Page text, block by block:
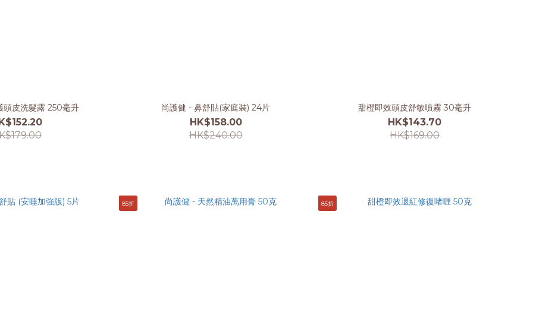
頭皮洗髮露 250毫升 尚護健 - 鼻舒貼(家庭裝) 24片
HK$158.00
HK$240.00
甜橙即效頭皮舒敏噴霧 30毫升
HK$143.70
HK$169.00
85折 85折